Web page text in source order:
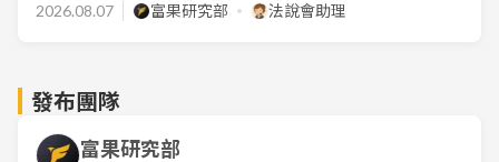
2026.08.07 富果研究部 法說會助理
發布團隊
富果研究部